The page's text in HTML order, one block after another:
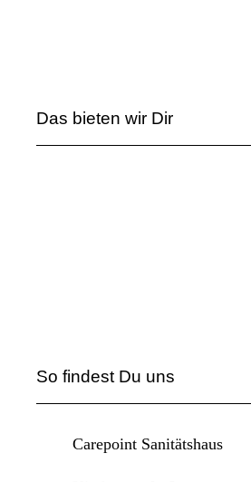
Das bieten wir Dir
So findest Du uns
Carepoint Sanitätshaus